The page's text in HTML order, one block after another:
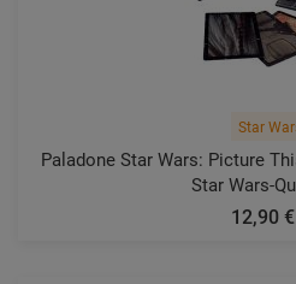
Star
Paladone Star Wars: Picture
Star Wars-
12,90